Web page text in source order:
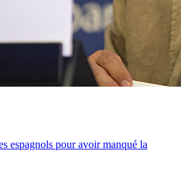
espagnols pour avoir manqué la